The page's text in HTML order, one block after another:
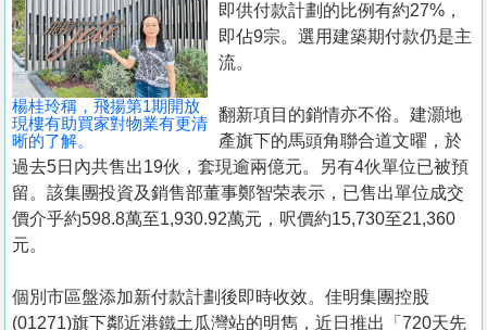
楊桂玲稱，飛揚第1期開放
現樓有助買家對物業有更清
晰的了解。
即供付款計劃的比例有約27%，
即佔9宗。選用建築期付款仍是主
流。
翻新項目的銷情亦不俗。建灝地
產旗下的馬頭角聯合道文曜，於
過去5日內共售出19伙，套現逾兩億元。另有4伙單位已被預
留。該集團投資及銷售部董事鄭智荣表示，已售出單位成交
價介乎約598.8萬至1,930.92萬元，呎價約15,730至21,360
元。
個別市區盤添加新付款計劃後即時收效。佳明集團控股
(01271)旗下鄰近港鐵土瓜灣站的明雋，近日推出「720天先